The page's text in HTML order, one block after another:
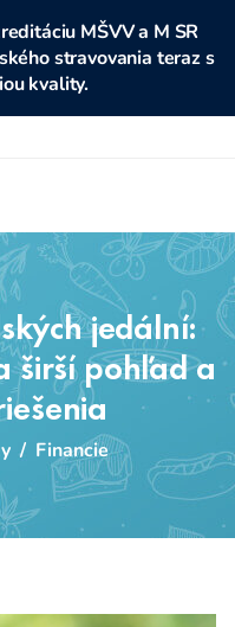
MŠVV a M SR
stravovania teraz s
kvality.
jedální:
širší pohľad a
/ Financie